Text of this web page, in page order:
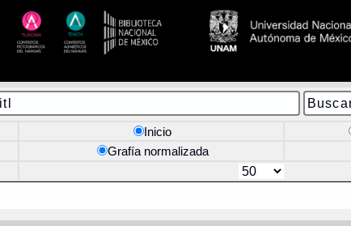
Inicio
Grafía normalizada